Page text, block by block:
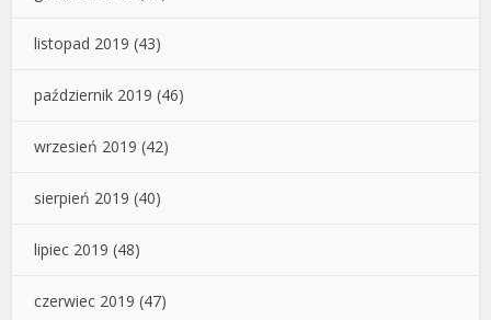
listopad 2019 (43)
październik 2019 (46)
wrzesień 2019 (42)
sierpień 2019 (40)
lipiec 2019 (48)
czerwiec 2019 (47)